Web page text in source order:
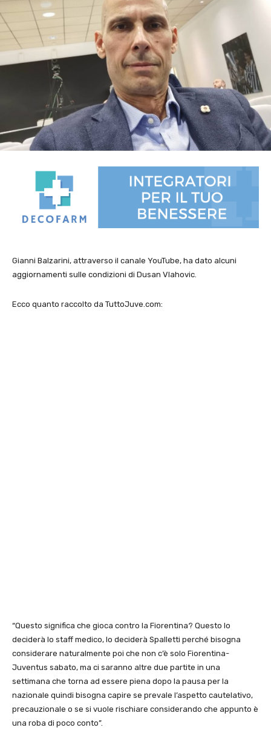
Gianni Balzarini, attraverso il canale YouTube, ha dato alcuni
aggiornamenti sulle condizioni di Dusan Vlahovic.
Ecco quanto raccolto da TuttoJuve.com:
“Questo significa che gioca contro la Fiorentina? Questo lo
deciderà lo staff medico, lo deciderà Spalletti perché bisogna
considerare naturalmente poi che non c’è solo Fiorentina-
Juventus sabato, ma ci saranno altre due partite in una
settimana che torna ad essere piena dopo la pausa per la
nazionale quindi bisogna capire se prevale l’aspetto cautelativo,
precauzionale o se si vuole rischiare considerando che appunto è
una roba di poco conto”.